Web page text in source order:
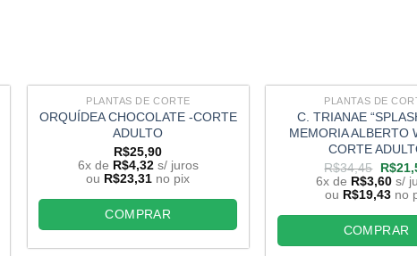
PLANTAS DE CORTE
ORQUÍDEA CHOCOLATE -CORTE
ADULTO
R$25,90
6x de R$4,32 s/ juros
ou R$23,31 no pix
COMPRAR
PLANTAS DE
C. TRIANAE
MEMORIA ALBERTO
CORTE
R$34,45 O
preço
era:
R$
6x de R$3,60 s/
ou R$19,43 no
COMPRAR